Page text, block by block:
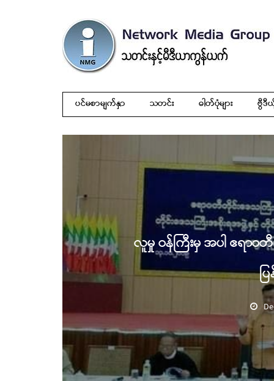
ပင်မစာမျက်နှာ သတင်း ဓါတ်ပုံများ ဗွီဒီ
လူမှု ဝန်ကြီးမှ အပါ ဧရာဝ
ပ